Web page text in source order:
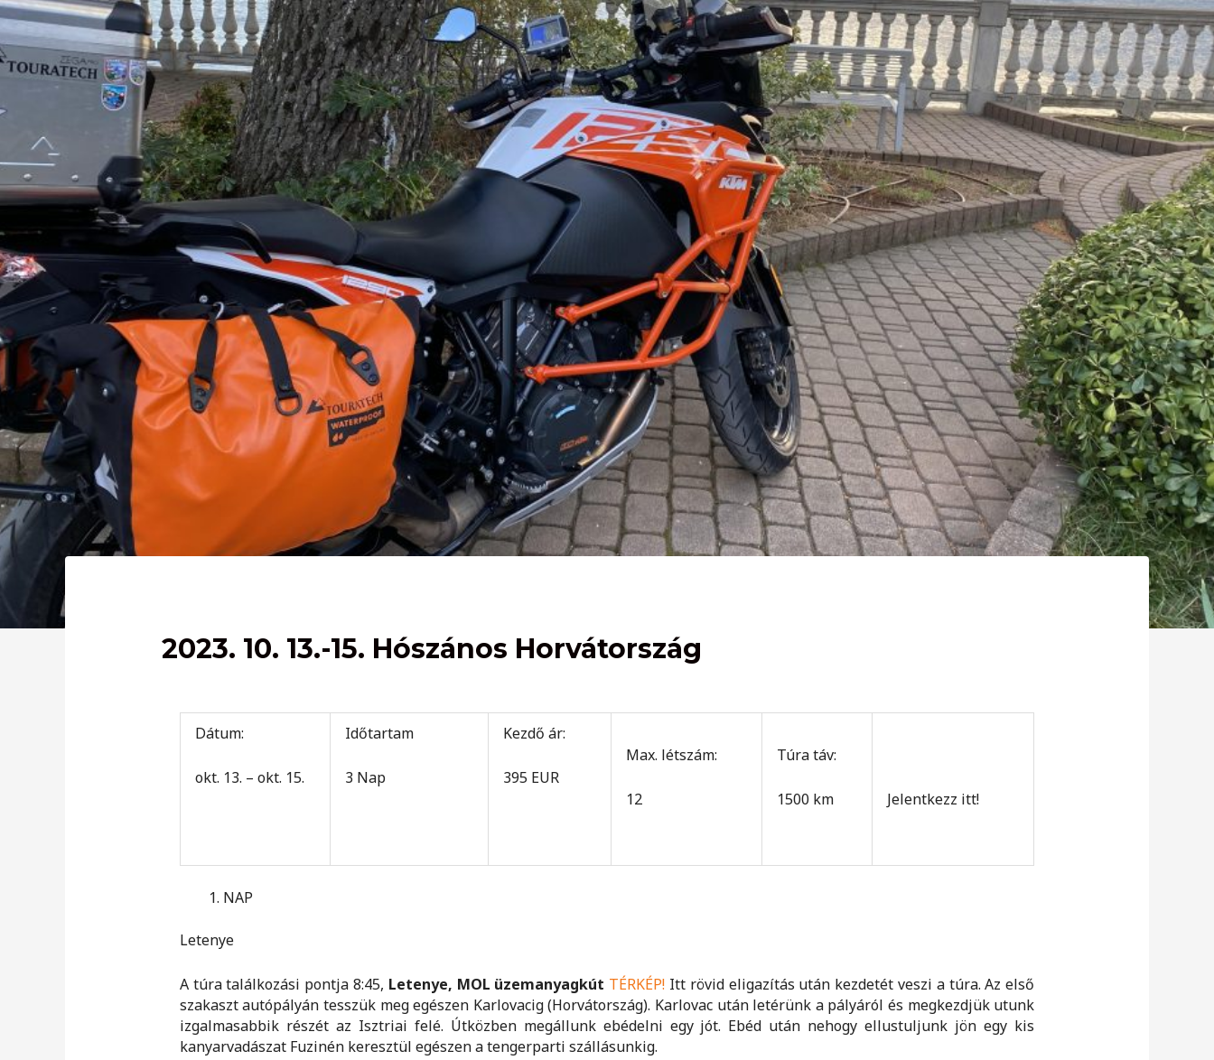
2023. 10. 13.-15. Hószános Horvátország
Dátum:
okt. 13. – okt. 15.
Időtartam
3 Nap
Kezdő ár:
395 EUR
Max. létszám:
12
Túra táv:
1500 km Jelentkezz itt!
NAP
Letenye
A túra találkozási pontja 8:45, Letenye, MOL üzemanyagkút TÉRKÉP! Itt rövid eligazítás után kezdetét veszi a túra. Az első
szakaszt autópályán tesszük meg egészen Karlovacig (Horvátország). Karlovac után letérünk a pályáról és megkezdjük utunk
izgalmasabbik részét az Isztriai felé. Útközben megállunk ebédelni egy jót. Ebéd után nehogy ellustuljunk jön egy kis
kanyarvadászat Fuzinén keresztül egészen a tengerparti szállásunkig.